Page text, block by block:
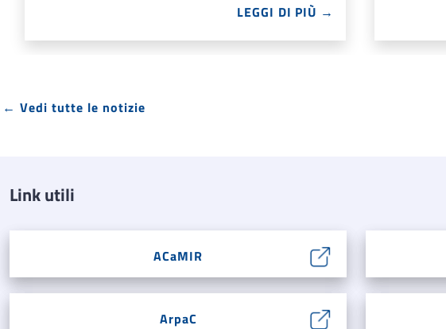
LEGGI DI PIÙ →
← Vedi tutte le notizie
Link utili
ACaMIR
ArpaC